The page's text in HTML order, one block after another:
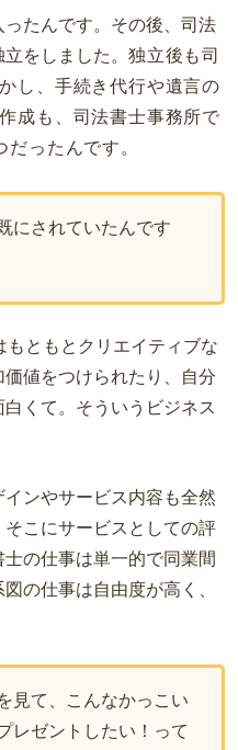
たんです。その後、司法
をしました。 独立後も司
し、手続き代行や遺言の
成も、司法書士事務所で
ったんです。
にされていたんです
ともとクリエイティブな
値をつけられたり、自分
くて。そういうビジネス
ンやサービス内容も全然
こにサービスとしての評
の仕事は単一的で同業間
の仕事は自由度が高く、
見て、こんなかっこい
レゼントしたい！って